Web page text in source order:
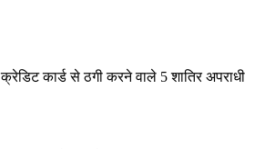
क्रेडिट कार्ड से ठगी करने वाले 5 शातिर अपराधी